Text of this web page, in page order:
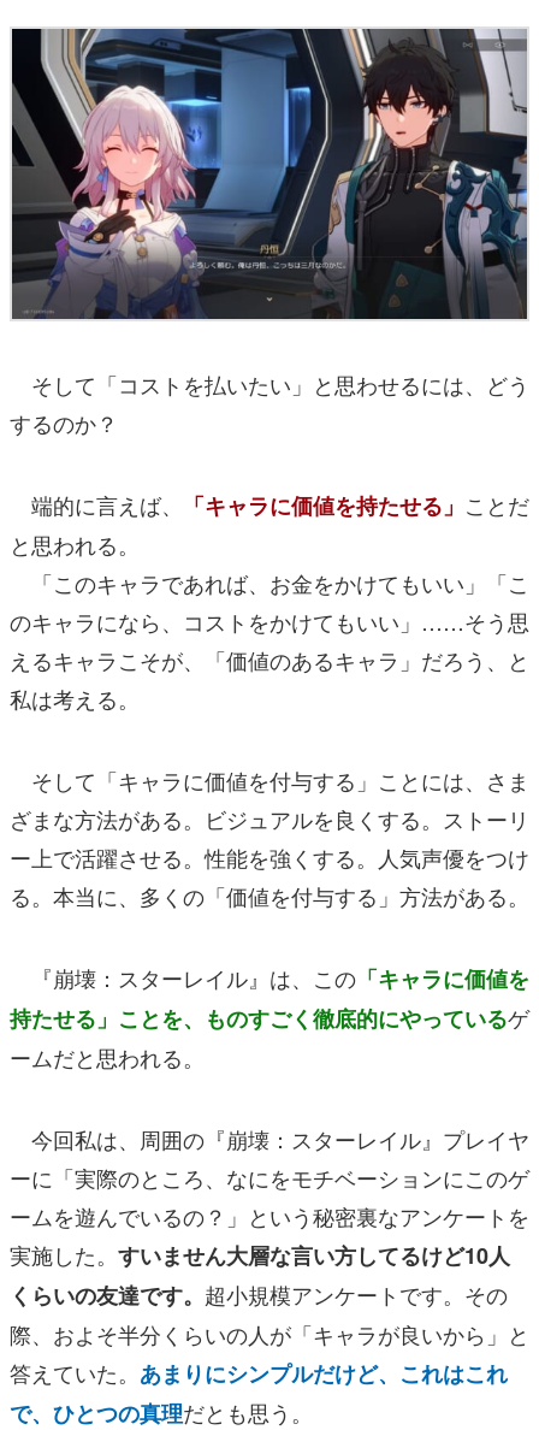
そして「コストを払いたい」と思わせるには、どう
するのか？
端的に言えば、 「キャラに価値を持たせる」 ことだ
と思われる。
「このキャラであれば、お金をかけてもいい」「こ
のキャラになら、コストをかけてもいい」……そう思
えるキャラこそが、「価値のあるキャラ」だろう、と
私は考える。
そして「キャラに価値を付与する」ことには、さま
ざまな方法がある。ビジュアルを良くする。ストーリ
ー上で活躍させる。性能を強くする。人気声優をつけ
る。本当に、多くの「価値を付与する」方法がある。
『崩壊：スターレイル』は、この 「キャラに価値を
持たせる」ことを、ものすごく徹底的にやっているゲ
ームだと思われる。
今回私は、周囲の『崩壊：スターレイル』プレイヤ
ーに「実際のところ、なにをモチベーションにこのゲ
ームを遊んでいるの？」という秘密裏なアンケートを
実施した。 すいません大層な言い方してるけど10人
くらいの友達です。 超小規模アンケートです。その
際、およそ半分くらいの人が「キャラが良いから」と
答えていた。 あまりにシンプルだけど、これはこれ
で、ひとつの真理だとも思う。